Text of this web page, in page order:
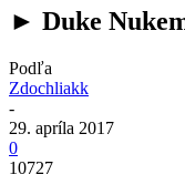
► Duke
Podľa
Zdochliakk
-
29. apríla 2017
0
10727